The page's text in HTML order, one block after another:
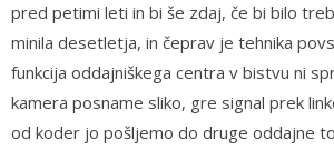
pred petimi leti in bi še zdaj, če bi bilo
minila desetletja, in čeprav je tehnika
funkcija oddajniškega centra v bistvu ni
kamera posname sliko, gre signal prek
od koder jo pošljemo do druge oddajne